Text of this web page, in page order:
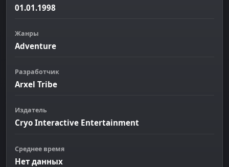
01.01.1998
Жанры
Adventure
Разработчик
Arxel Tribe
Издатель
Cryo Interactive Entertainment
Среднее время
Нет данных